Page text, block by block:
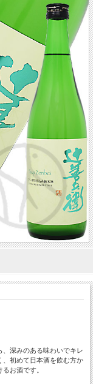
深みのある味わいでキレ
、初めて日本酒を飲む方か
お酒です。